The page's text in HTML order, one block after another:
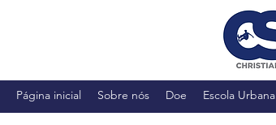
Página inicial Sobre nós Doe Escola Urbana